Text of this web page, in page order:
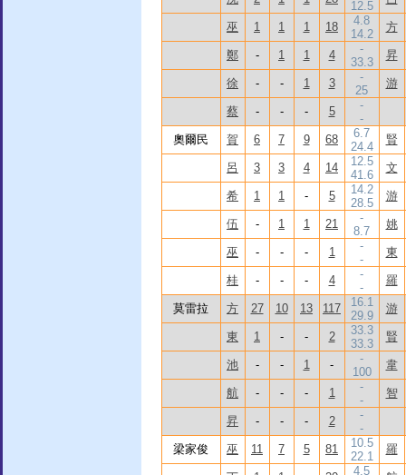
12.5
巫 1 1 1 18
4.8
14.2
方
鄭 - 1 1 4
-
33.3
昇
徐 - - 1 3
-
25
游
蔡 - - - 5
-
-
奧爾民
賀 6 7 9 68
6.7
24.4
賢
呂 3 3 4 14
12.5
41.6
文
希 1 1 - 5
14.2
28.5
游
伍 - 1 1 21
-
8.7
姚
巫 - - - 1
-
-
東
桂 - - - 4
-
-
羅
莫雷拉 方 27 10 13 117
16.1
29.9
游
東 1 - - 2
33.3
33.3
賢
池 - - 1 -
-
100
韋
航 - - - 1
-
-
智
昇 - - - 2
-
-
梁家俊
巫 11 7 5 81
10.5
22.1
羅
4.5